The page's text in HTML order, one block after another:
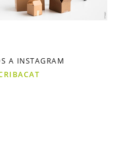
A INSTAGRAM